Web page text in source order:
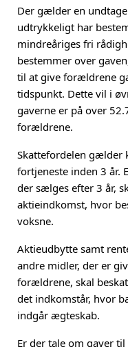
Der gælder en
udtrykkeligt har
mindreåriges fri
bestemmer over
til at give forældrene
tidspunkt. Dette vil i
gaverne er på over
forældrene.
Skattefordelen gælder
fortjeneste inden 3 år.
der sælges efter 3 år,
aktieindkomst, hvor
voksne.
Aktieudbytte samt
andre midler, der er
forældrene, skal
det indkomstår, hvor
indgår ægteskab.
Er der tale om gaver